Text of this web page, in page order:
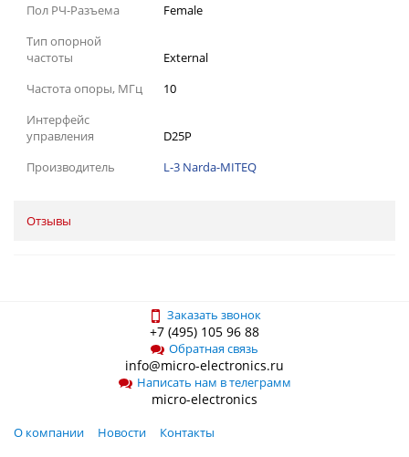
Пол РЧ-Разъема
Female
Тип опорной
частоты
External
Частота опоры, МГц
10
Интерфейс
управления
D25P
Производитель
L-3 Narda-MITEQ
Отзывы
Заказать звонок
+7 (495) 105 96 88
Обратная связь
info@micro-electronics.ru
Написать нам в телеграмм
micro-electronics
О компании Новости
Контакты